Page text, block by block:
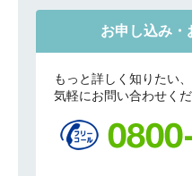
お申し込み・
もっと詳しく知りたい
気軽にお問い合わせくだ